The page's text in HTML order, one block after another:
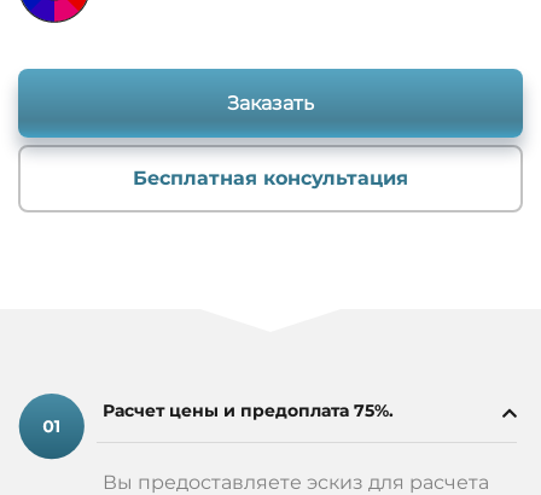
Заказать
Бесплатная консультация
Расчет цены и предоплата 75%.
Вы предоставляете эскиз для расчета